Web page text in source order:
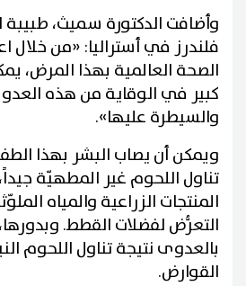
وأضافت الدكتورة سميث، طبيبة
فلندرز في أستراليا: «من خلال
الصحة العالمية بهذا المرض،
كبير في الوقاية من هذه
والسيطرة عليها».
ويمكن أن يصاب البشر بهذا
تناول اللحوم غير المطهيّة
المنتجات الزراعية والمياه
التعرُّض لفضلات القطط.
بالعدوى نتيجة تناول اللحوم
القوارض.